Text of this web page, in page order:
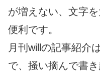
が増えない、文字
便利です。
月刊willの記事紹介
で、掻い摘んで書